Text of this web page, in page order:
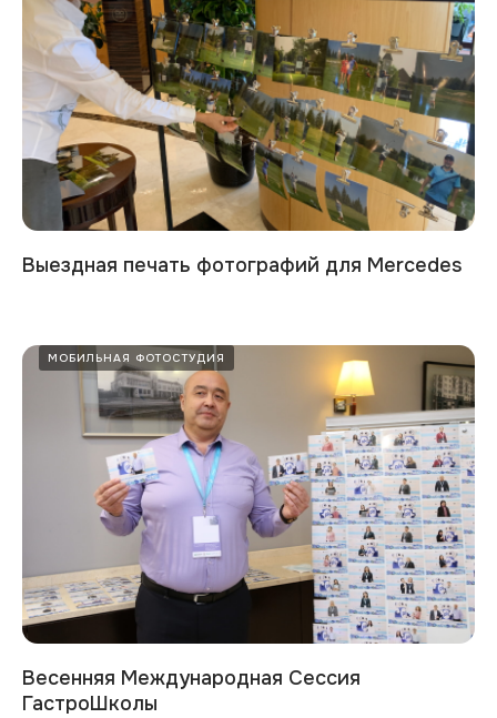
Выездная печать фотографий для Mercedes
МОБИЛЬНАЯ ФОТОСТУДИЯ
Весенняя Международная Сессия
ГастроШколы